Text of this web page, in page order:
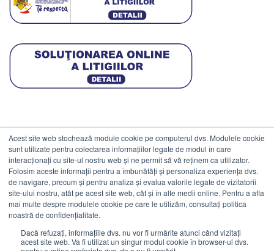
Acest site web stochează module cookie pe computerul dvs. Modulele cookie
sunt utilizate pentru colectarea informațiilor legate de modul în care
interacționați cu site-ul nostru web și ne permit să vă reținem ca utilizator.
Folosim aceste informații pentru a îmbunătăți și personaliza experiența dvs.
de navigare, precum și pentru analiza și evalua valorile legate de vizitatorii
site-ului nostru, atât pe acest site web, cât și în alte medii online. Pentru a afla
mai multe despre modulele cookie pe care le utilizăm, consultați politica
noastră de confidențialitate.
Dacă refuzați, informațiile dvs. nu vor fi urmărite atunci când vizitați
acest site web. Va fi utilizat un singur modul cookie în browser-ul dvs.
DATE COMERCIALE
ESTICO S.R.L.
CIF: RO1094402.
Reg.Com: J08/469/1991.